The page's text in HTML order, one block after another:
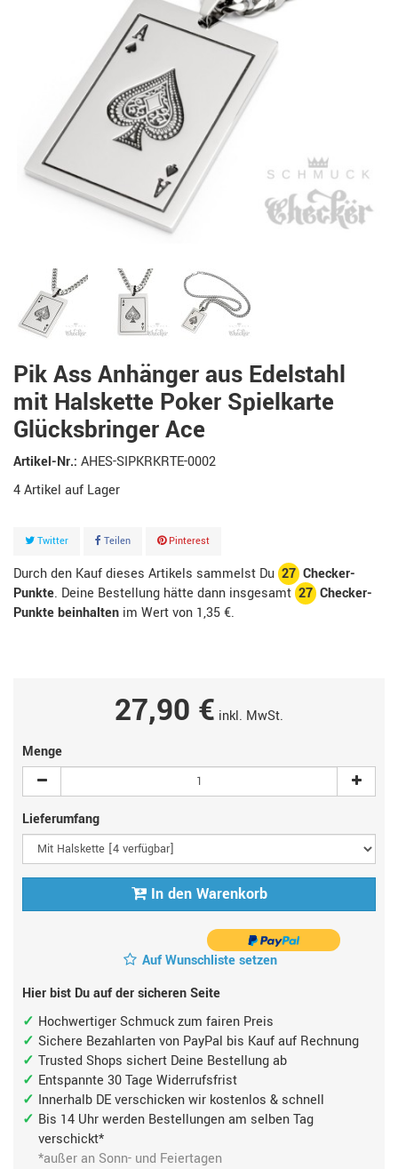
Pik Ass Anhänger aus Edelstahl
mit Halskette Poker Spielkarte
Glücksbringer Ace
Artikel-Nr.: AHES-SIPKRKRTE-0002
4Artikel
Twitter Teilen Pinterest
Durch den Kauf dieses Artikels sammelst Du 27 Checker-
Punkte. Deine Bestellung hätte dann insgesamt 27 Checker-
Punkte beinhalten im Wert von 1,35 €.
27,90 € inkl. MwSt.
Menge
Lieferumfang
In den Warenkorb
Auf Wunschliste setzen
Hier bist Du auf der sicheren Seite
Hochwertiger Schmuck zum fairen Preis
Sichere Bezahlarten von PayPal bis Kauf auf Rechnung
Trusted Shops sichert Deine Bestellung ab
Entspannte 30 Tage Widerrufsfrist
Innerhalb DE verschicken wir kostenlos & schnell
Bis 14 Uhr werden Bestellungen am selben Tag
verschickt*
*außer an Sonn- und Feiertagen